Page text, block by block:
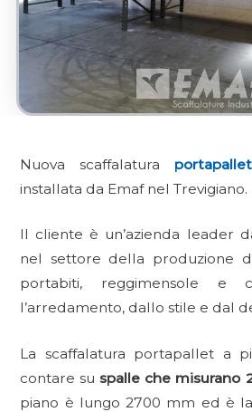
Nuova scaffalatura
installata da Emaf nel Trevigiano.
Il cliente è un’azienda leader
nel settore della produzione
portabiti, reggimensole e
l’arredamento, dallo stile e dal
La scaffalatura portapallet a
contare suspalle che misurano
piano è lungo 2700 mm ed è